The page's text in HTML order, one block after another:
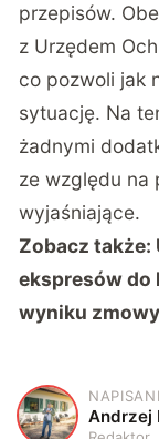
przepisów.
z Urzędem
co pozwoli jak
sytuację. Na
żadnymi
ze względu na
wyjaśniające.
Zobacz także:
ekspresów do
wyniku
A Andrzej